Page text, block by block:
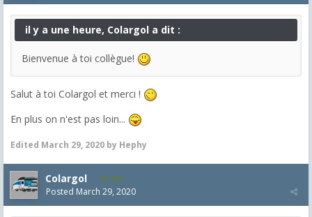
il y a une heure, Colargol a dit :
Bienvenue à toi collègue!
Salut à toi Colargol et merci !
En plus on n'est pas loin...
Edited March 29, 2020 by Hephy
Colargol 408
Posted March 29, 2020